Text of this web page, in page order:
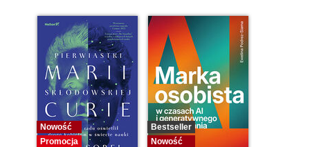
Nowość
Promocja
Bestseller
Nowość